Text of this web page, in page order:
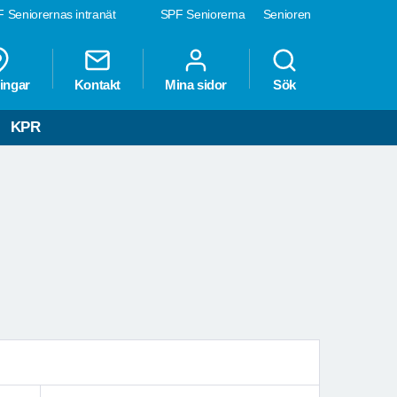
SPF Seniorerna Senioren
Seniorernas intranät
Kontakt Mina sidor Sök
KPR